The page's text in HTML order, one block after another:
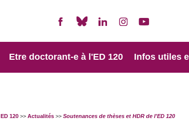
Etre doctorant-e à l'ED 120 Infos utiles
ED 120>> Actualités>> Soutenances de thèses et HDR de l'ED 120